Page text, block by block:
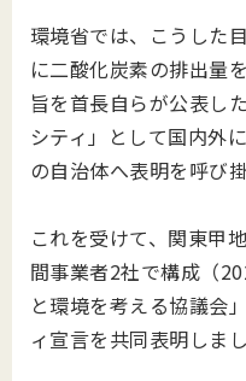
環境省では、こうした
に二酸化炭素の排出量
旨を首長自らが公表し
シティ」として国内外
の自治体へ表明を呼び
これを受けて、関東甲
間事業者2社で構成（
と環境を考える協議会
ィ宣言を共同表明しまし